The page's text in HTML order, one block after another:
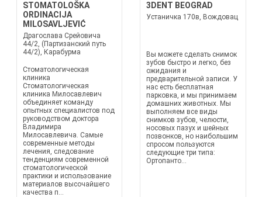
STOMATOLOŠKA
ORDINACIJA
MILOSAVLJEVIĆ
Драгослава Срейовича
44/2, (Партизанский путь
44/2), Карабурма
Стоматологическая
клиника
Стоматологическая
клиника Милосавлевич
объединяет команду
опытных специалистов под
руководством доктора
Владимира
Милосавлевича. Самые
современные методы
лечения, следование
тенденциям современной
стоматологической
практики и использование
материалов высочайшего
качества п...
3DENT BEOGRAD
Устаничка 170в, Вождовац
Вы можете сделать снимок
зубов быстро и легко, без
ожидания и
предварительной записи. У
нас есть бесплатная
парковка, и мы принимаем
домашних животных. Мы
выполняем все виды
снимков зубов, челюсти,
носовых пазух и шейных
позвонков, но наибольшим
спросом пользуются
следующие три типа:
Ортопанто...